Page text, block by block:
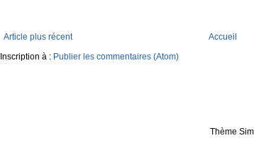
Article plus récent
Accueil
Inscription à : Publier les commentaires (Atom)
Thème